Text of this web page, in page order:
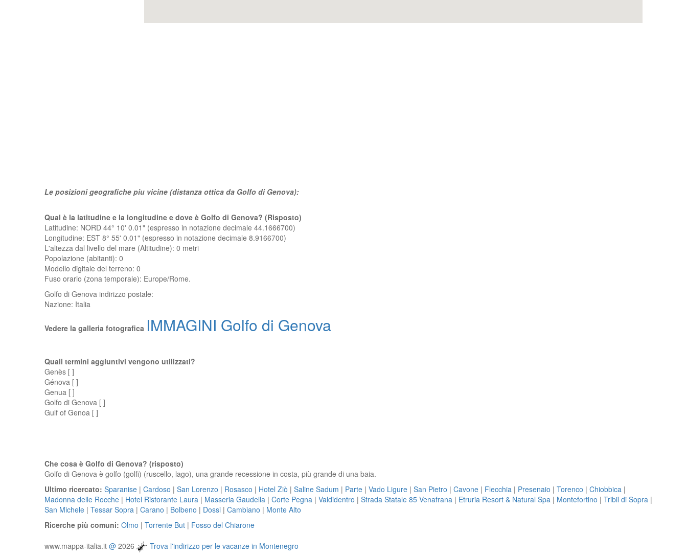
Le posizioni geografiche piu vicine (distanza ottica da Golfo di Genova):
Qual è la latitudine e la longitudine e dove è Golfo di Genova? (Risposto)
Latitudine: NORD 44° 10' 0.01" (espresso in notazione decimale 44.1666700)
Longitudine: EST 8° 55' 0.01" (espresso in notazione decimale 8.9166700)
L'altezza dal livello del mare (Altitudine): 0 metri
Popolazione (abitanti): 0
Modello digitale del terreno: 0
Fuso orario (zona temporale): Europe/Rome.
Golfo di Genova indirizzo postale:
Nazione: Italia
Vedere la galleria fotografica IMMAGINI Golfo di Genova
Quali termini aggiuntivi vengono utilizzati?
Genès [ ]
Génova [ ]
Genua [ ]
Golfo di Genova [ ]
Gulf of Genoa [ ]
Che cosa è Golfo di Genova? (risposto)
Golfo di Genova è golfo (golfi) (ruscello, lago), una grande recessione in costa, più grande di una baia.
Ultimo ricercato: Sparanise | Cardoso | San Lorenzo | Rosasco | Hotel Ziò | Saline Sadum | Parte | Vado Ligure | San Pietro | Cavone | Flecchia | Presenaio | Torenco | Chiobbica |
Madonna delle Rocche | Hotel Ristorante Laura | Masseria Gaudella | Corte Pegna | Valdidentro | Strada Statale 85 Venafrana | Etruria Resort & Natural Spa | Montefortino | Tribil di Sopra |
San Michele | Tessar Sopra | Carano | Bolbeno | Dossi | Cambiano | Monte Alto
Ricerche più comuni: Olmo | Torrente But | Fosso del Chiarone
www.mappa-italia.it @ 2026 Trova l'indirizzo per le vacanze in Montenegro